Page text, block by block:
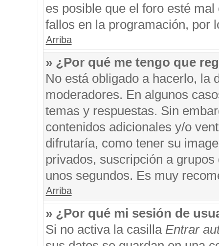
es posible que el foro esté
fallos en la programación, por
Arriba
» ¿Por qué me tengo que
No está obligado a hacerlo, la
moderadores. En algunos
temas y respuestas. Sin
contenidos adicionales y/o
difrutaría, como tener su
privados, suscripción a
unos segundos. Es muy
Arriba
» ¿Por qué mi sesión de
Si no activa la casilla Entrar